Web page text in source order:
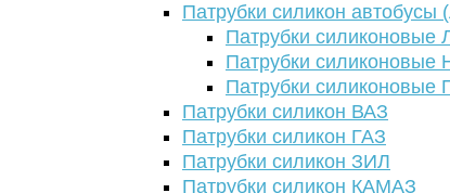
Патрубки силикон
Патрубки силиконовые
Патрубки
Патрубки силиконовые
Патрубки силикон ВАЗ
Патрубки силикон ГАЗ
Патрубки силикон ЗИЛ
Патрубки силикон КАМАЗ